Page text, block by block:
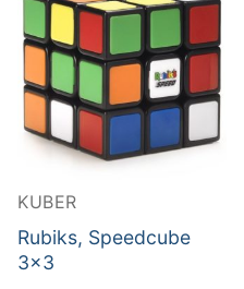
KUBER
Rubiks, Speedcube
3×3